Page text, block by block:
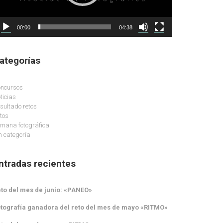
00:00 04:38
retos
fotográfica
categoría
recientes
del mes de junio: «PANEO»
ganadora del reto del mes de mayo «RITMO»